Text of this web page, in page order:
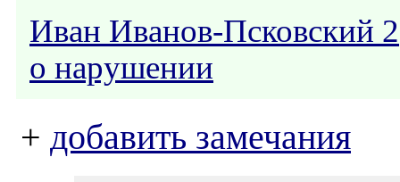
Иван Иванов-Псковский 2
о нарушении
+ добавить замечания